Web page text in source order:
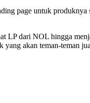
page untuk
LP dari NOL hingga
akan teman-teman